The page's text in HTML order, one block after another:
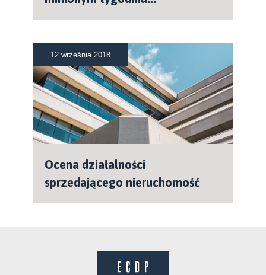
12 września 2018
Ocena działalności
sprzedającego nieruchomość